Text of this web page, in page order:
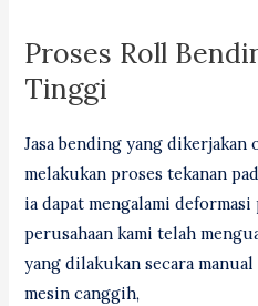
Proses Roll
Tinggi
Jasa bending yang dikerjakan
melakukan proses tekanan
ia dapat mengalami
perusahaan kami telah
yang dilakukan secara
mesin canggih,